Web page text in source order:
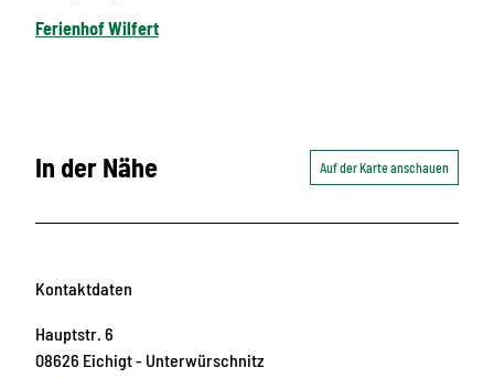
Ferienhof Wilfert
In der Nähe Auf der Karte anschauen
Kontaktdaten
Hauptstr. 6
08626 Eichigt- Unterwürschnitz